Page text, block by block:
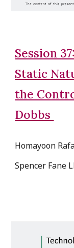
Session
Static
the
Dobbs
Homayoon
Spencer Fane